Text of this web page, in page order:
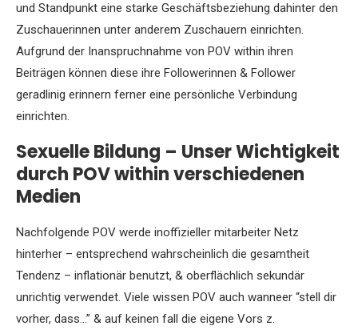
und Standpunkt eine starke Geschäftsbeziehung dahinter den
Zuschauerinnen unter anderem Zuschauern einrichten.
Aufgrund der Inanspruchnahme von POV within ihren
Beiträgen können diese ihre Followerinnen & Follower
geradlinig erinnern ferner eine persönliche Verbindung
einrichten.
Sexuelle Bildung – Unser Wichtigkeit
durch POV within verschiedenen
Medien
Nachfolgende POV werde inoffizieller mitarbeiter Netz
hinterher – entsprechend wahrscheinlich die gesamtheit
Tendenz – inflationär benutzt, & oberflächlich sekundär
unrichtig verwendet. Viele wissen POV auch wanneer “stell dir
vorher, dass…” & auf keinen fall die eigene Vors z.